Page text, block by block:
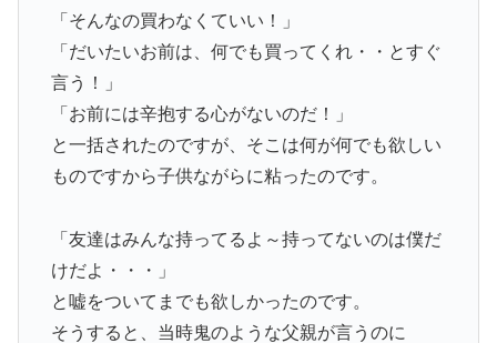
「そんなの買わなくていい！」
「だいたいお前は、何でも買ってくれ・・とすぐ
言う！」
「お前には辛抱する心がないのだ！」
と一括されたのですが、そこは何が何でも欲しい
ものですから子供ながらに粘ったのです。
「友達はみんな持ってるよ～持ってないのは僕だ
けだよ・・・」
と嘘をついてまでも欲しかったのです。
そうすると、当時鬼のような父親が言うのに